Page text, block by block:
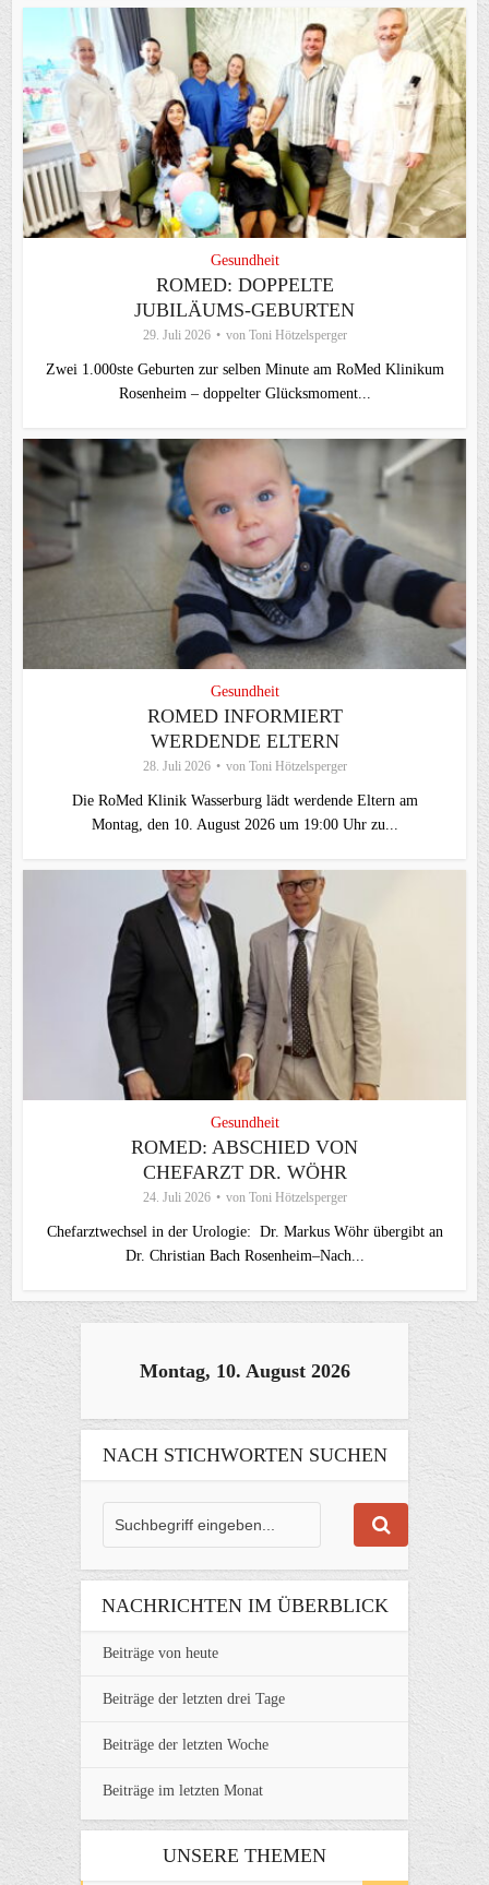
Gesundheit
ROMED: DOPPELTE
JUBILÄUMS-GEBURTEN
29. Juli 2026 von Toni Hötzelsperger
Zwei 1.000ste Geburten zur selben Minute am RoMed Klinikum
Rosenheim – doppelter Glücksmoment...
Gesundheit
ROMED INFORMIERT
WERDENDE ELTERN
28. Juli 2026 von Toni Hötzelsperger
Die RoMed Klinik Wasserburg lädt werdende Eltern am
Montag, den 10. August 2026 um 19:00 Uhr zu...
Gesundheit
ROMED: ABSCHIED VON
CHEFARZT DR. WÖHR
24. Juli 2026 von Toni Hötzelsperger
Chefarztwechsel in der Urologie: Dr. Markus Wöhr übergibt an
Dr. Christian Bach Rosenheim–Nach...
Montag, 10. August 2026
NACH STICHWORTEN SUCHEN
NACHRICHTEN IM ÜBERBLICK
Beiträge von heute
Beiträge der letzten drei Tage
Beiträge der letzten Woche
Beiträge im letzten Monat
UNSERE THEMEN